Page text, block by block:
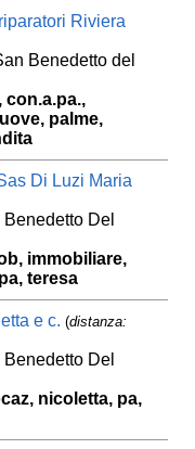
Riviera
Benedetto del
con.a.pa.,
palme,
Di Luzi Maria
Del
immobiliare,
teresa
e c. (distanza:
Del
nicoletta, pa,